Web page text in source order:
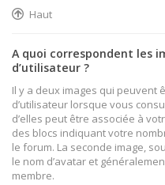
Haut
A quoi correspondent les
d’utilisateur ?
Il y a deux images qui peuvent
d’utilisateur lorsque vous
d’elles peut être associée à
des blocs indiquant votre
le forum. La seconde image,
le nom d’avatar et
membre.